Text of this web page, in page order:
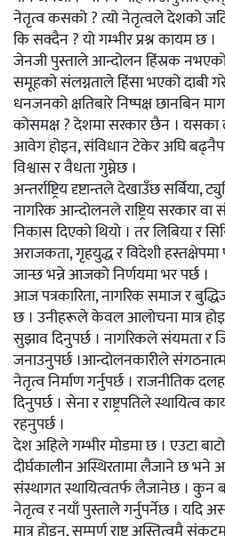
नेतृत्व कसको ? त्यो नेतृत्वले देशको
कि सक्दैन ? यो गम्भीर प्रश्न कायम छ ।
जेनजी पुस्ताले आन्दोलन हिंस्रक
समूहको संलग्नताले हिंसा भएको दाबी
धनजनको क्षतिबारे निष्पक्ष छानबिन
कोसमक्ष ? देशमा सरकार छैन ।
आवेग होइन, संविधान टेकेर अघि
विश्वास र वैधता गुम्नेछ ।
अन्तर्राष्ट्रिय दृष्टान्तले देखाउँछ सर्बिया,
नागरिक आन्दोलनले राष्ट्रिय सरकार
निकास दिएको थियो । तर लिबिया र
अराजकता, गृहयुद्ध र विदेशी
जान्छ भन्ने आजको निर्णयमा भर पर्छ ।
आज पत्रकारिता, नागरिक समाज र
छ । उनीहरूले केवल आलोचना मात्र
सुझाव दिनुपर्छ । नागरिकले संयमता र
जनाउनुपर्छ ।आन्दोलनकारीले
नेतृत्व निर्माण गर्नुपर्छ । राजनीतिक
दिनुपर्छ । सेना र राष्ट्रपतिले स्थायित्व
रहनुपर्छ ।
देश अहिले गम्भीर मोडमा छ । एउटा
दीर्घकालीन अस्थिरतामा लैजाने छ भने
संस्थागत स्थायित्वतर्फ लैजानेछ । कुन
नेतृत्व र नयाँ पुस्ताले गर्नुपर्नेछ ।